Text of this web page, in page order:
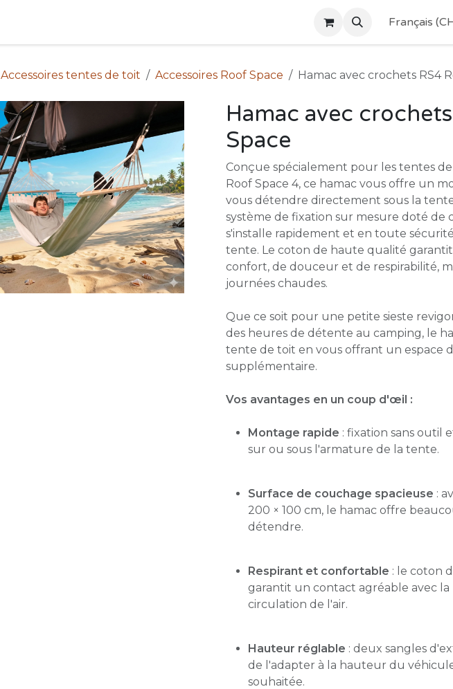
Français
Accessoires tentes de toit Accessoires Roof Space Hamac avec crochets RS4
Hamac avec
Space
Conçue spécialement pour les tentes
Roof Space 4, ce hamac vous offre un
vous détendre directement sous la
système de fixation sur mesure doté de
s'installe rapidement et en toute
tente. Le coton de haute qualité
confort, de douceur et de respirabilité,
journées chaudes.
Que ce soit pour une petite sieste
des heures de détente au camping, le
tente de toit en vous offrant un espace
supplémentaire.
Vos avantages en un coup d'œil :
Montage rapide : fixation sans outil
sur ou sous l'armature de la tente.
Surface de couchage spacieuse :
200 × 100 cm, le hamac offre
détendre.
Respirant et confortable : le coton
garantit un contact agréable avec
circulation de l'air.
Hauteur réglable : deux sangles
de l'adapter à la hauteur du
souhaitée.